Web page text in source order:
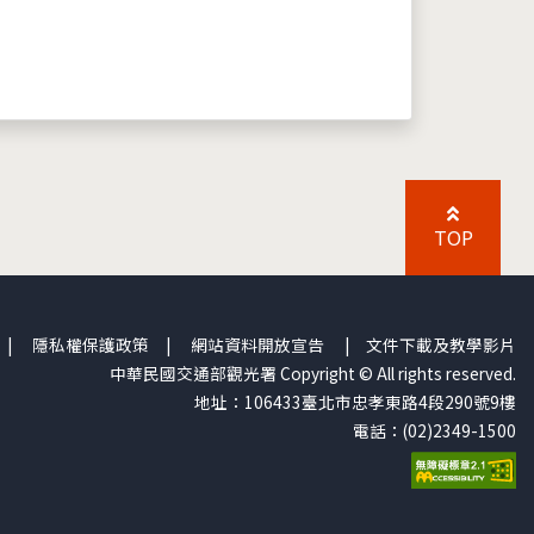
TOP
| 隱私權保護政策 | 網站資料開放宣告 | 文件下載及教學影片
中華民國交通部觀光署 Copyright © All rights reserved.
地址：106433臺北市忠孝東路4段290號9樓
電話：(02)2349-1500